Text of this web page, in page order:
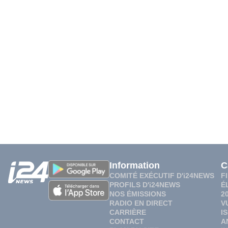
Information
COMITÉ EXÉCUTIF D'i24NEWS
PROFILS D'i24NEWS
NOS ÉMISSIONS
RADIO EN DIRECT
CARRIÈRE
CONTACT